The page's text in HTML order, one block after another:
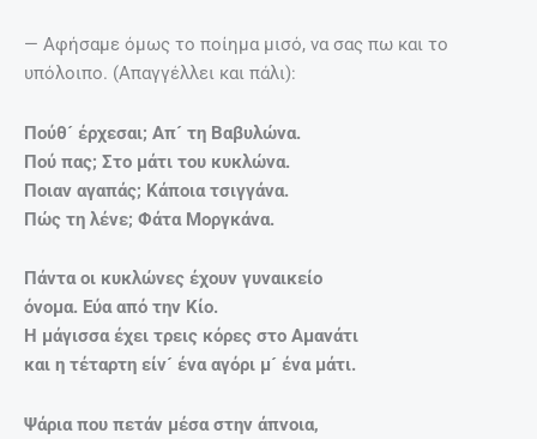
— Αφήσαμε όμως το ποίημα μισό, να σας πω και το
υπόλοιπο. (Απαγγέλλει και πάλι):
Πούθ´ έρχεσαι; Απ´ τη Βαβυλώνα.
Πού πας; Στο μάτι του κυκλώνα.
Ποιαν αγαπάς; Κάποια τσιγγάνα.
Πώς τη λένε; Φάτα Μοργκάνα.
Πάντα οι κυκλώνες έχουν γυναικείο
όνομα. Εύα από την Κίο.
Η μάγισσα έχει τρεις κόρες στο Αμανάτι
και η τέταρτη είν´ ένα αγόρι μ´ ένα μάτι.
Ψάρια που πετάν μέσα στην άπνοια,